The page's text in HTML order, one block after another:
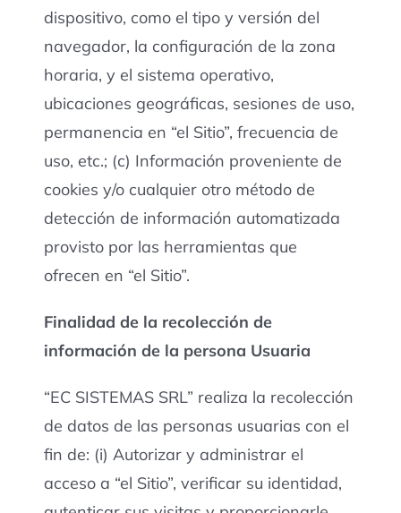
dispositivo, como el tipo y versión del
navegador, la configuración de la zona
horaria, y el sistema operativo,
ubicaciones geográficas, sesiones de uso,
permanencia en “el Sitio”, frecuencia de
uso, etc.; (c) Información proveniente de
cookies y/o cualquier otro método de
detección de información automatizada
provisto por las herramientas que
ofrecen en “el Sitio”.
Finalidad de la recolección de
información de la persona Usuaria
“EC SISTEMAS SRL” realiza la recolección
de datos de las personas usuarias con el
fin de: (i) Autorizar y administrar el
acceso a “el Sitio”, verificar su identidad,